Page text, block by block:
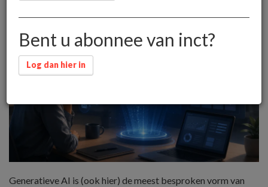
Generatieve AI is (ook hier) de meest besproken vorm van
Bent u abonnee van inct?
Log dan hier in